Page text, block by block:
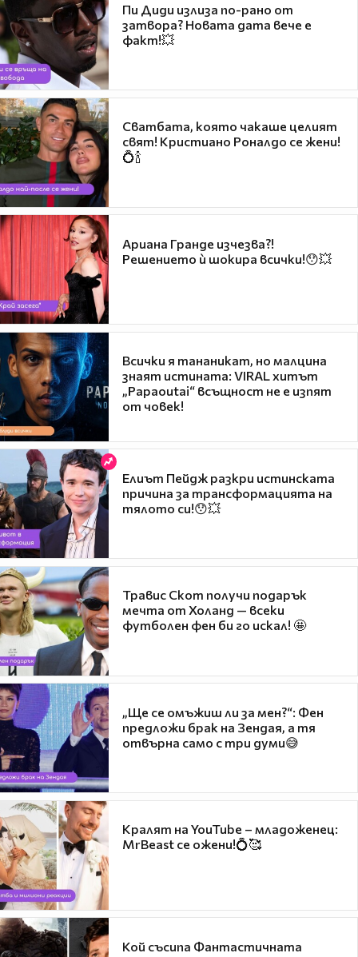
Пи Диди излиза по-рано от
затвора? Новата дата вече е
факт!💥
Сватбата, която чакаше целият
свят! Кристиано Роналдо се жени!
💍🍾
Ариана Гранде изчезва?!
Решението ѝ шокира всички!😯💥
Всички я тананикат, но малцина
знаят истината: VIRAL хитът
„Papaoutai“ всъщност не е изпят
от човек!
Елиът Пейдж разкри истинската
причина за трансформацията на
тялото си!😯💥
Травис Скот получи подарък
мечта от Холанд — всеки
футболен фен би го искал! 🤩
„Ще се омъжиш ли за мен?“: Фен
предложи брак на Зендая, а тя
отвърна само с три думи😅
Кралят на YouTube – младоженец:
MrBeast се ожени!💍🥰
Кой съсипа Фантастичната